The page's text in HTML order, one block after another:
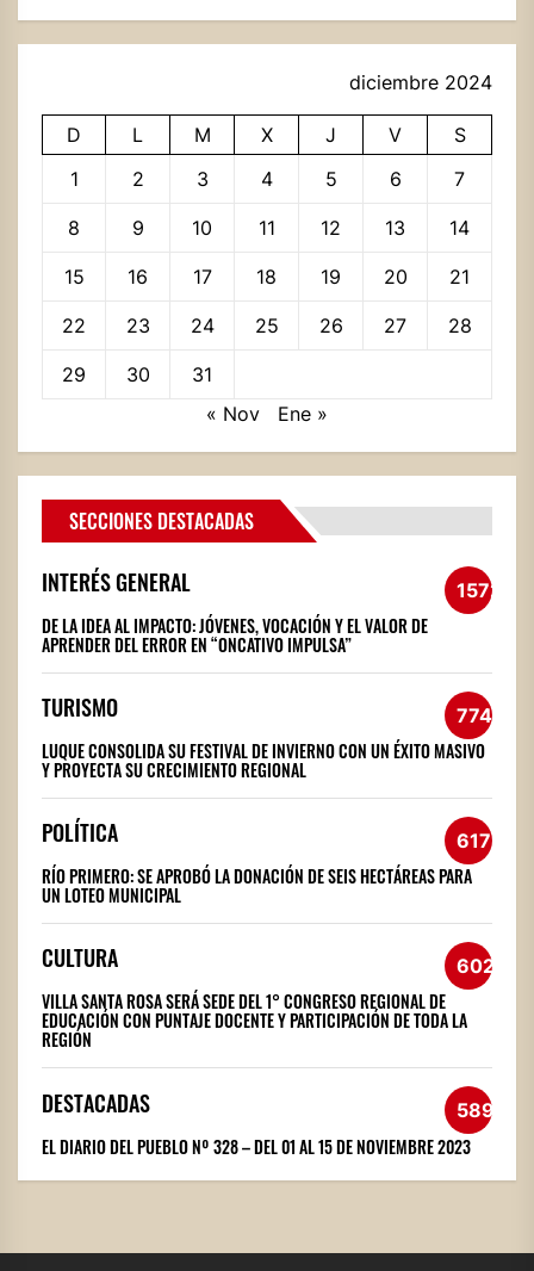
diciembre 2024
D L M X J V
S
1
2 3 4 5 6 7
8 9 10 11 12 13 14
15 16 17 18 19 20 21
22 23 24 25 26 27 28
29 30
31
« Nov
Ene »
SECCIONES DESTACADAS
INTERÉS GENERAL 1572
DE LA IDEA AL IMPACTO: JÓVENES, VOCACIÓN Y EL VALOR DE
APRENDER DEL ERROR EN “ONCATIVO IMPULSA”
TURISMO 774
LUQUE CONSOLIDA SU FESTIVAL DE INVIERNO CON UN ÉXITO MASIVO
Y PROYECTA SU CRECIMIENTO REGIONAL
POLÍTICA 617
RÍO PRIMERO: SE APROBÓ LA DONACIÓN DE SEIS HECTÁREAS PARA
UN LOTEO MUNICIPAL
CULTURA 602
VILLA SANTA ROSA SERÁ SEDE DEL 1° CONGRESO REGIONAL DE
EDUCACIÓN CON PUNTAJE DOCENTE Y PARTICIPACIÓN DE TODA LA
REGIÓN
DESTACADAS 589
EL DIARIO DEL PUEBLO Nº 328 – DEL 01 AL 15 DE NOVIEMBRE 2023